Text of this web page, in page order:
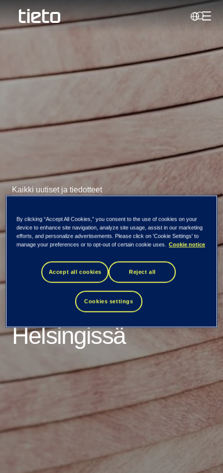
Haku
Kaikki uutiset ja tiedotteet
Tiedon toisen
neljänneksen tulos
22.heinäkuuta –
tulosjulkistustilaisuus
Helsingissä
By clicking “Accept All Cookies,” you consent to the use of cookies on your
device to enhance site navigation, analyze site usage, assist in our marketing
efforts, and personalize advertisements. Please click on 'Cookie Settings' to
manage your preferences or to opt-out of certain cookie uses. Cookie notice
Accept all cookies Reject all
Cookies settings